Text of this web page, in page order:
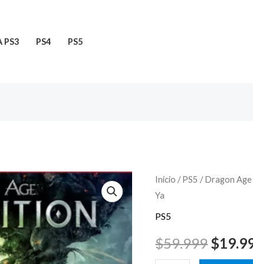
PS3 PS4 PS5
Inicio /PS5 / Dragon
Ya
PS5
$59.999
El
$
Dragon
Age
Inquisition
Original